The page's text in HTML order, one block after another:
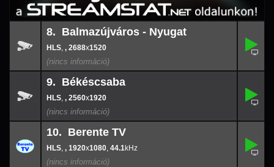
8. Balmazújváros - Nyugat
, , 2688x1520
,
2688x
9. Békéscsaba
, , 2560x1920
,
2560x
10.
10. Berente TV
, , 1920x1080, 44.1
1920x
44.1